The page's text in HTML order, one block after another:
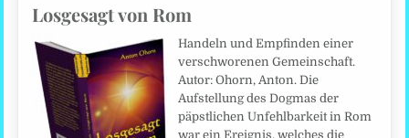
Losgesagt von Rom
Handeln und Empfinden einer
verschworenen Gemeinschaft.
Autor: Ohorn, Anton. Die
Aufstellung des Dogmas der
päpstlichen Unfehlbarkeit in Rom
war ein Ereignis, welches die